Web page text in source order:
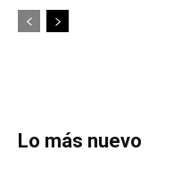
Lo más nuevo